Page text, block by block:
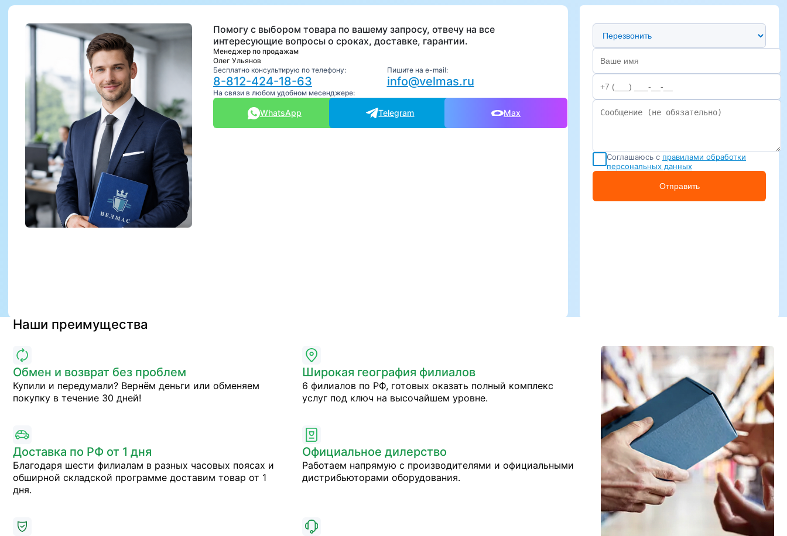
Помогу с выбором товара по вашему запросу, отвечу на все
интересующие вопросы о сроках, доставке, гарантии.
Менеджер по продажам
Олег Ульянов
Бесплатно консультирую по телефону:
8-812-424-18-63
Пишите на e-mail:
info@velmas.ru
На связи в любом удобном месенджере:
WhatsApp Telegram Max
Предпочтительный способ связи
Соглашаюсь с правилами обработки
персональных данных
Отправить
Наши преимущества
Обмен и возврат без проблем
Купили и передумали? Вернём деньги или обменяем
покупку в течение 30 дней!
Широкая география филиалов
6 филиалов по РФ, готовых оказать полный комплекс
услуг под ключ на высочайшем уровне.
Доставка по РФ от 1 дня
Благодаря шести филиалам в разных часовых поясах и
обширной складской программе доставим товар от 1
дня.
Официальное дилерство
Работаем напрямую с производителями и официальными
дистрибьюторами оборудования.